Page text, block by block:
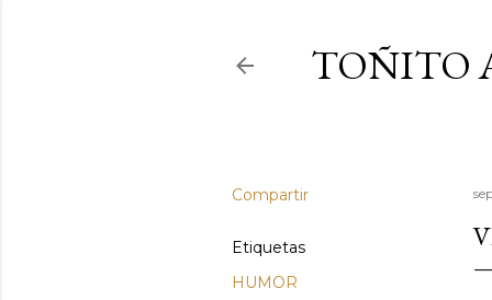
TOÑITO
Compartir
Etiquetas
HUMOR